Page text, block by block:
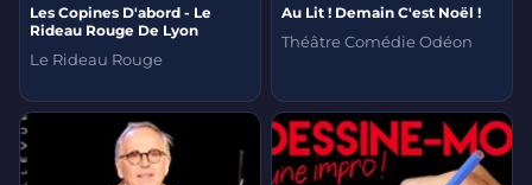
Les Copines D'abord - Le
Rideau Rouge De Lyon
Le Rideau Rouge
Au Lit ! Demain C'est Noël !
Théâtre Comédie Odéon